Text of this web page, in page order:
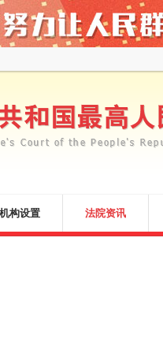
机构设置 法院资讯